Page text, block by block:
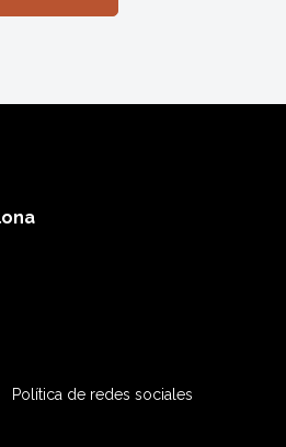
Política de redes sociales